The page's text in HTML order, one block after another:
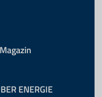
ENERGIE